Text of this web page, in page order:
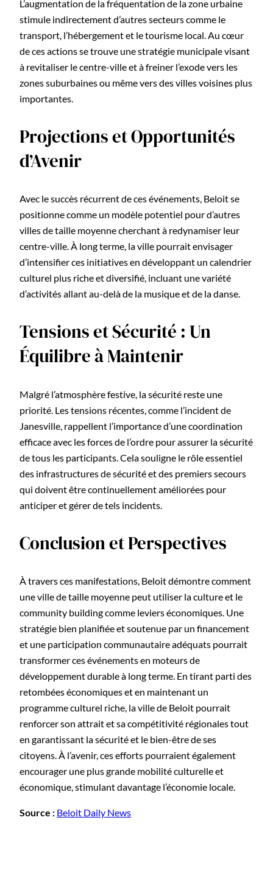
L’augmentation de la fréquentation de la zone urbaine
stimule indirectement d’autres secteurs comme le
transport, l’hébergement et le tourisme local. Au cœur
de ces actions se trouve une stratégie municipale visant
à revitaliser le centre-ville et à freiner l’exode vers les
zones suburbaines ou même vers des villes voisines plus
importantes.
Projections et Opportunités
d’Avenir
Avec le succès récurrent de ces événements, Beloit se
positionne comme un modèle potentiel pour d’autres
villes de taille moyenne cherchant à redynamiser leur
centre-ville. À long terme, la ville pourrait envisager
d’intensifier ces initiatives en développant un calendrier
culturel plus riche et diversifié, incluant une variété
d’activités allant au-delà de la musique et de la danse.
Tensions et Sécurité : Un
Équilibre à Maintenir
Malgré l’atmosphère festive, la sécurité reste une
priorité. Les tensions récentes, comme l’incident de
Janesville, rappellent l’importance d’une coordination
efficace avec les forces de l’ordre pour assurer la sécurité
de tous les participants. Cela souligne le rôle essentiel
des infrastructures de sécurité et des premiers secours
qui doivent être continuellement améliorées pour
anticiper et gérer de tels incidents.
Conclusion et Perspectives
À travers ces manifestations, Beloit démontre comment
une ville de taille moyenne peut utiliser la culture et le
community building comme leviers économiques. Une
stratégie bien planifiée et soutenue par un financement
et une participation communautaire adéquats pourrait
transformer ces événements en moteurs de
développement durable à long terme. En tirant parti des
retombées économiques et en maintenant un
programme culturel riche, la ville de Beloit pourrait
renforcer son attrait et sa compétitivité régionales tout
en garantissant la sécurité et le bien-être de ses
citoyens. À l’avenir, ces efforts pourraient également
encourager une plus grande mobilité culturelle et
économique, stimulant davantage l’économie locale.
Source : Beloit Daily News